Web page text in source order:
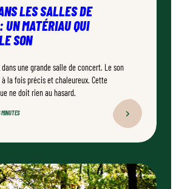
LES SALLES DE
UN MATÉRIAU QUI
SON
dans une grande salle de concert. Le son
à la fois précis et chaleureux. Cette
ne doit rien au hasard.